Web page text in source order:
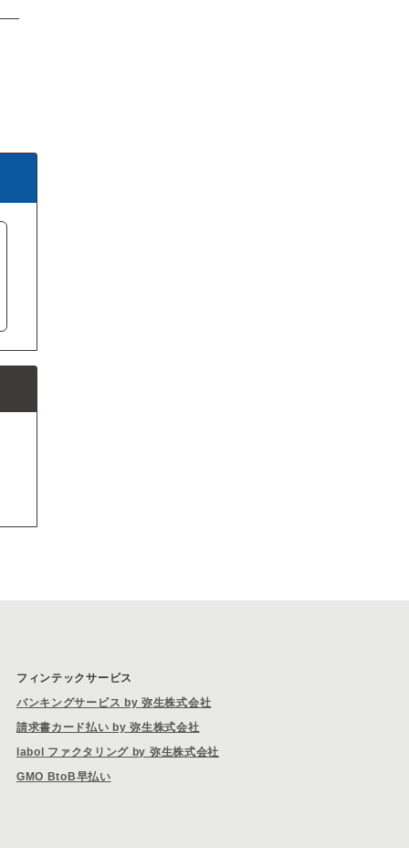
フィンテックサービス
バンキングサービス by 弥生株式会社
請求書カード払い by 弥生株式会社
labol ファクタリング by 弥生株式会社
GMO BtoB早払い